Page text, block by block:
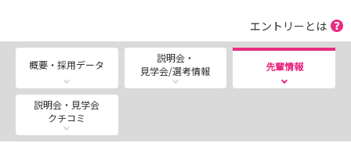
2026年は合同説明会には参加しないので、ぜひ楽しい見
学ツアーを体験してくださいね♡
☆更に！夏休みを利用して『１日インターンシップ』に参
加しませんか？
見学もインターンシップもいっぺんに体験できちゃいま
すよ !!
エントリーとは
概要・採用データ
説明会・
見学会/選考情報
先輩情報
説明会・見学会
クチコミ